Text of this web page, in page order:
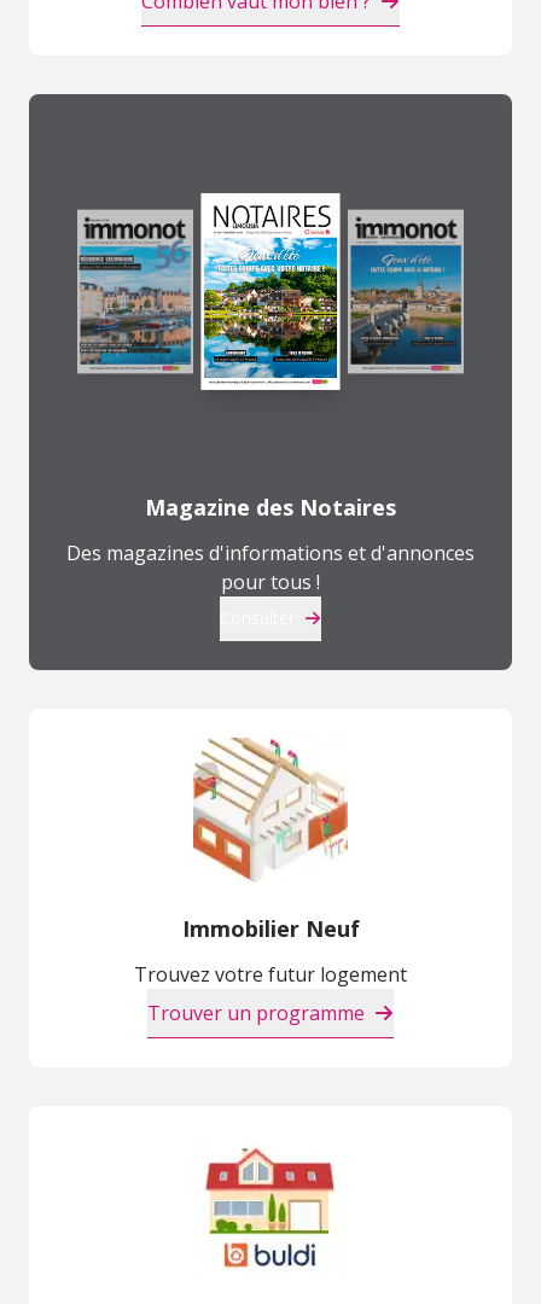
Magazine des Notaires
Des magazines d'informations et d'annonces
pour tous !
Immobilier Neuf
Trouvez votre futur logement
Trouver un programme